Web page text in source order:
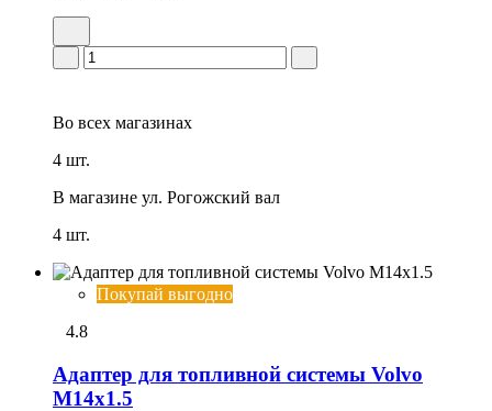
Во всех магазинах
4 шт.
В магазине ул. Рогожский вал
4 шт.
Покупай выгодно
4.8
Адаптер для топливной системы Volvo
М14х1.5